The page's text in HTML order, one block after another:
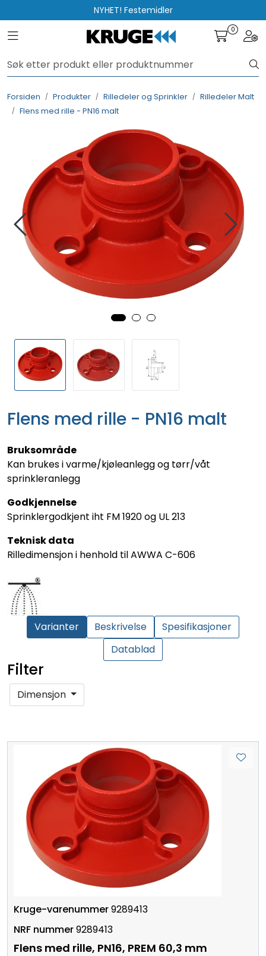
Skip to main contentNYHET! Festemidler
Toggle navigation 0
Forsiden Produkter Rilledeler og Sprinkler
Rilledeler Malt
Flens med rille - PN16 malt
Flens med rille - PN16 malt
Varianter Beskrivelse
Spesifikasjoner
Datablad
Filter
Dimensjon
9289413
9289413
Flens med rille, PN16, PREM 60,3 mm
Bruksområde
Kan brukes i varme/kjøleanlegg og tørr/våt
sprinkleranlegg
Godkjennelse
Sprinklergodkjent iht FM 1920 og UL 213
Teknisk data
Rilledimensjon i henhold til AWWA C-606
Rådgivning
Nyttige verktøy
Kontakt oss